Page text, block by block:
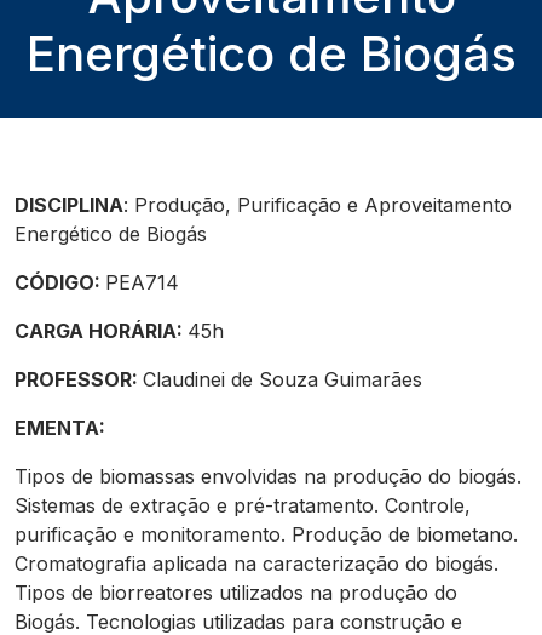
Energético de Biogás
DISCIPLINA: Produção, Purificação e Aproveitamento
Energético de Biogás
CÓDIGO: PEA714
CARGA HORÁRIA: 45h
PROFESSOR: Claudinei de Souza Guimarães
EMENTA:
Tipos de biomassas envolvidas na produção do biogás.
Sistemas de extração e pré-tratamento. Controle,
purificação e monitoramento. Produção de biometano.
Cromatografia aplicada na caracterização do biogás.
Tipos de biorreatores utilizados na produção do
Biogás. Tecnologias utilizadas para construção e